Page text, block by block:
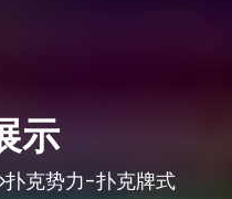
示
扑克势力-扑克牌式